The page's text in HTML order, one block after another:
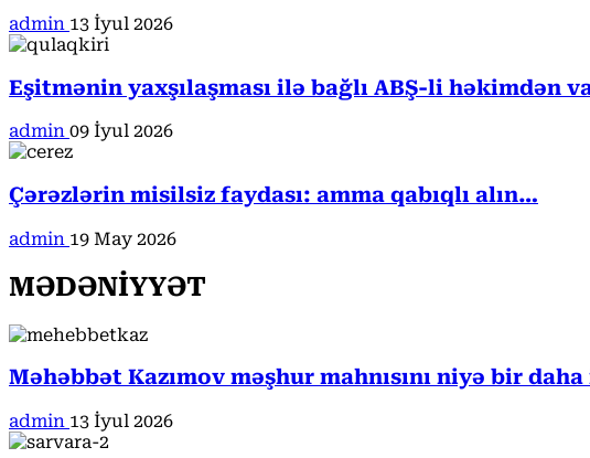
admin 13 İyul 2026
Eşitmənin yaxşılaşması ilə bağlı ABŞ-li həkimdən
admin 09 İyul 2026
Çərəzlərin misilsiz faydası: amma qabıqlı alın…
admin 19 May 2026
MƏDƏNİYYƏT
Məhəbbət Kazımov məşhur mahnısını niyə bir
admin 13 İyul 2026